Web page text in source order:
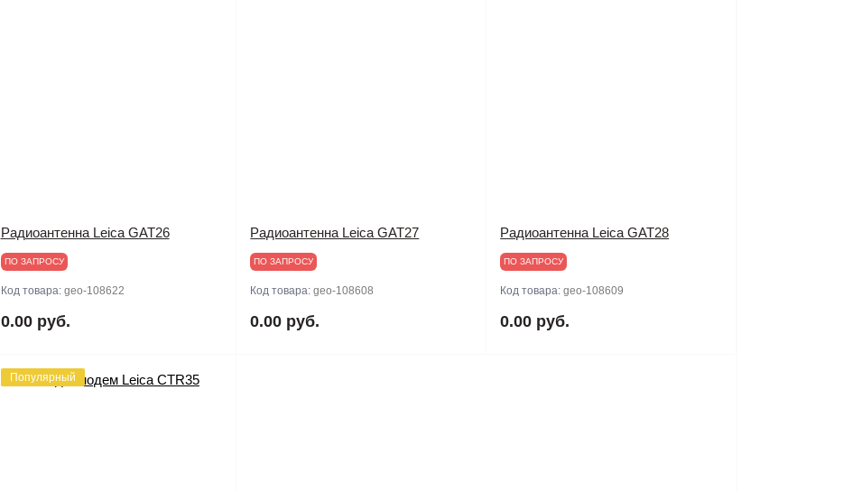
Радиоантенна Leica GAT26
ПО ЗАПРОСУ
Код товара: geo-108622
0.00 руб.
Радиоантенна Leica GAT27
ПО ЗАПРОСУ
Код товара:geo-108608
0.00 руб.
Радиоантенна Leica GAT28
ПО ЗАПРОСУ
Код товара:geo-108609
0.00 руб.
Популярный